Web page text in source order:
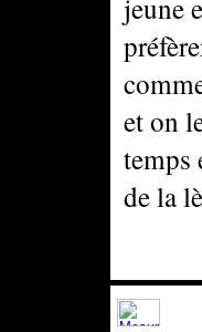
jeune
et on
temps
de la